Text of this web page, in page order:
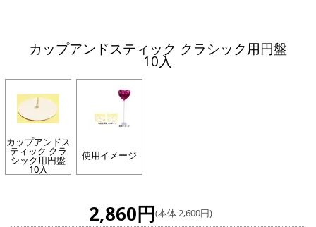
カップアンドスティック クラシック用円盤
10入
カップアンドス
ティック クラ
シック用円盤
10入
使用イメージ
2,860円(本体 2,600円)